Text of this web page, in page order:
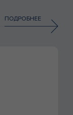
ПОДРОБНЕЕ